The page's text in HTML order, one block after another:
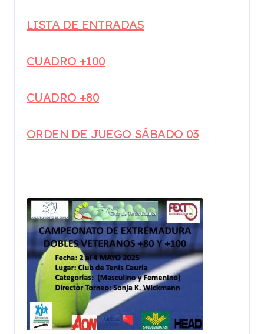
LISTA DE ENTRADAS
CUADRO +100
CUADRO +80
ORDEN DE JUEGO SÁBADO 03